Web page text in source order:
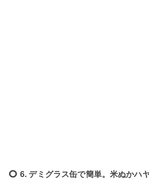
6. デミグラス缶で簡単。米ぬかハ